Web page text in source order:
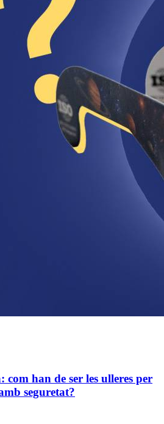
com han de ser les ulleres per
seguretat?